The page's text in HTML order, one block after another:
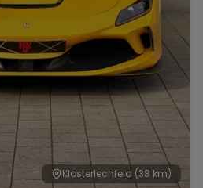
Klosterlechfeld (38 km)